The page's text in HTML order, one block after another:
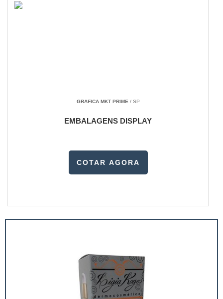
GRAFICA MKT PRIME/ SP
EMBALAGENS DISPLAY
COTAR AGORA